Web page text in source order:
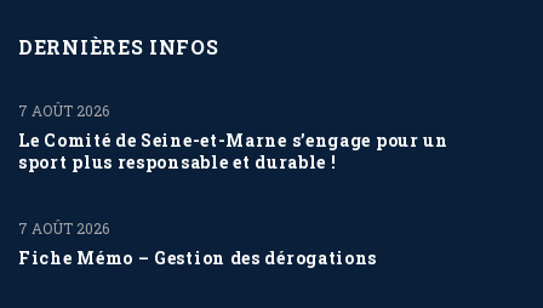
DERNIÈRES INFOS
Le Comité de Seine-et-Marne s’engage pour un
sport plus responsable et durable !
7 AOÛT 2026
Fiche Mémo – Gestion des dérogations
7 AOÛT 2026